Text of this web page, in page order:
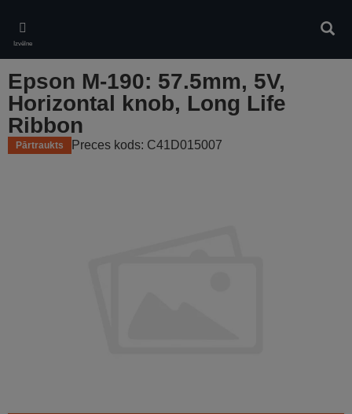
main
content
Izvēlne
Epson M-190: 57.5mm, 5V,
Horizontal knob, Long Life
Ribbon
Pārtraukts Preces kods: C41D015007